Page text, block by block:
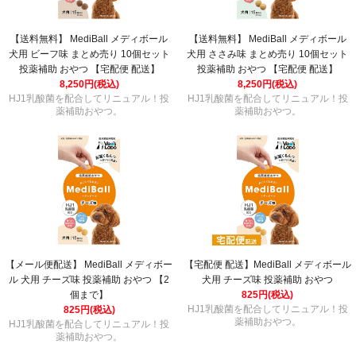
【送料無料】 MediBall メディボール
犬用 ビーフ味 まとめ売り 10個セット
投薬補助 おやつ 【宅配便 配送】
8,250円(税込)
HJ1乳酸菌を配合してリニュアル！投
薬補助おやつ。
【送料無料】 MediBall メディボール
犬用 ささみ味 まとめ売り 10個セット
投薬補助 おやつ 【宅配便 配送】
8,250円(税込)
HJ1乳酸菌を配合してリニュアル！投
薬補助おやつ。
【メール便配送】 MediBall メディボー
ル 犬用 チーズ味 投薬補助 おやつ 【2
個まで】
825円(税込)
HJ1乳酸菌を配合してリニュアル！投
薬補助おやつ。
【宅配便 配送】MediBall メディボール
犬用 チーズ味 投薬補助 おやつ
825円(税込)
HJ1乳酸菌を配合してリニュアル！投
薬補助おやつ。